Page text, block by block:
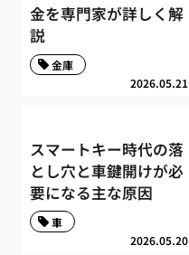
金を専門家が詳しく解
説
2026.05.21
金庫
スマートキー時代の落
とし穴と車鍵開けが必
要になる主な原因
2026.05.20
車